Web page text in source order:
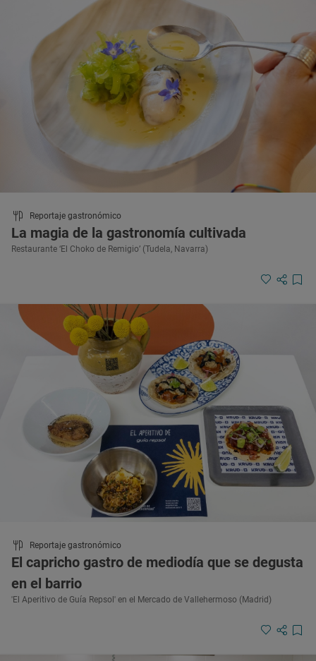
Reportaje gastronómico
La magia de la gastronomía cultivada
Restaurante ‘El Choko de Remigio’ (Tudela, Navarra)
Reportaje gastronómico
El capricho gastro de mediodía que se degusta
en el barrio
'El Aperitivo de Guía Repsol' en el Mercado de Vallehermoso (Madrid)